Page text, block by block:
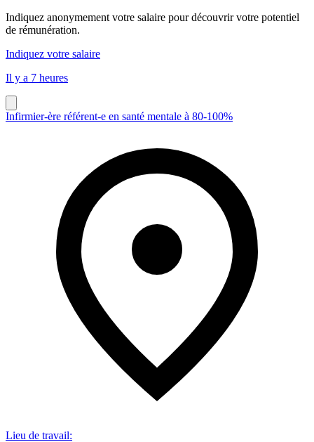
Indiquez anonymement votre salaire pour découvrir votre potentiel
de rémunération.
Indiquez votre salaire
Il y a 7 heures
Infirmier-ère référent-e en santé mentale à 80-100%
Lieu de travail: